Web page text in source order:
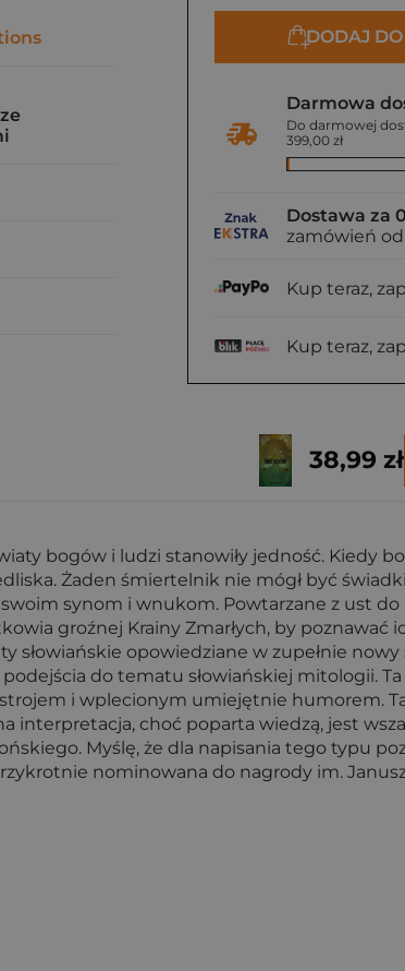
DODAJ
Darmowa
Do darmowej
399,00 zł
Dostawa za
zamówień od
Kup teraz,
Kup teraz,
38,99 zł
bogów i ludzi stanowiły jedność. Kiedy
Żaden śmiertelnik nie mógł być
synom i wnukom. Powtarzane z ust do
groźnej Krainy Zmarłych, by poznawać
słowiańskie opowiedziane w zupełnie nowy
do tematu słowiańskiej mitologii. Ta
i wplecionym umiejętnie humorem.
interpretacja, choć poparta wiedzą, jest
Myślę, że dla napisania tego typu
nominowana do nagrody im.